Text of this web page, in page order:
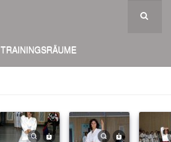
TRAININGSRÄUME